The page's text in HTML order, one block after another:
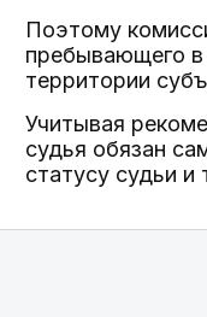
Поэтому
пребывающего в
территории
Учитывая
судья обязан
статусу судьи и